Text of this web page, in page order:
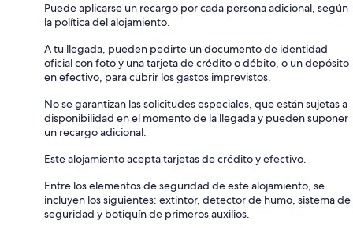
Puede aplicarse un recargo por cada persona adicional, según
la política del alojamiento.
A tu llegada, pueden pedirte un documento de identidad
oficial con foto y una tarjeta de crédito o débito, o un depósito
en efectivo, para cubrir los gastos imprevistos.
No se garantizan las solicitudes especiales, que están sujetas a
disponibilidad en el momento de la llegada y pueden suponer
un recargo adicional.
Este alojamiento acepta tarjetas de crédito y efectivo.
Entre los elementos de seguridad de este alojamiento, se
incluyen los siguientes: extintor, detector de humo, sistema de
seguridad y botiquín de primeros auxilios.